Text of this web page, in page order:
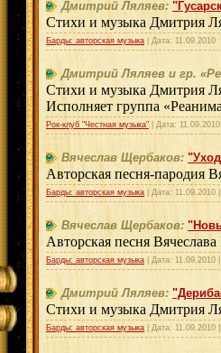
Дмитрий Ляляев:
Стихи и музыка Дмитрия
Барды: авторская музыка | Дата: 11.09.2010
Дмитрий Ляляев и гр.
Стихи и музыка Дмитрия
Исполняет группа
Рок-клуб "Честная музыка" | Дата: 11.09.2010
Вячеслав Щербаков:
Авторская песня-пародия
Барды: авторская музыка | Дата: 11.09.2010
Вячеслав Щербаков:
Авторская песня
Барды: авторская музыка | Дата: 11.09.2010
Дмитрий Ляляев:
Стихи и музыка Дмитрия
Барды: авторская музыка | Дата: 11.09.2010